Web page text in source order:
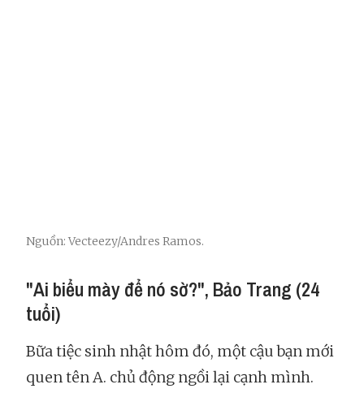
Nguồn: Vecteezy/Andres Ramos.
"Ai biểu mày để nó sờ?", Bảo Trang (24
tuổi)
Bữa tiệc sinh nhật hôm đó, một cậu bạn mới
quen tên A. chủ động ngồi lại cạnh mình.